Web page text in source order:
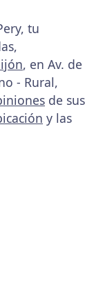
tu
, en Av. de
- Rural,
de sus
y las